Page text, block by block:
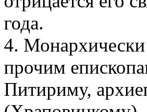
года.
4.
прочим
Питириму,